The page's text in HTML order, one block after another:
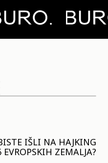
IŠLI NA HAJKING
EVROPSKIH ZEMALJA?